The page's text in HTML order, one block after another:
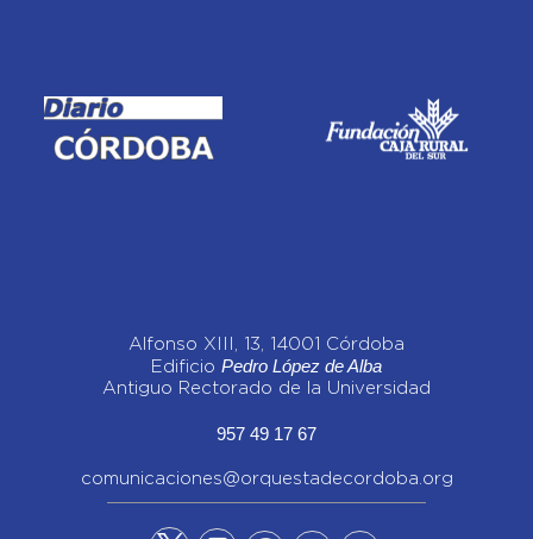
Alfonso XIII, 13, 14001 Córdoba
Edificio Pedro López de Alba
Antiguo Rectorado de la Universidad
957 49 17 67
comunicaciones@orquestadecordoba.org